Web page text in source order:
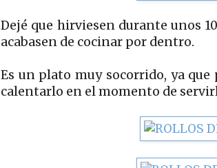
Dejé que hirviesen durante unos
acabasen de cocinar por dentro.
Es un plato muy socorrido, ya
calentarlo en el momento de